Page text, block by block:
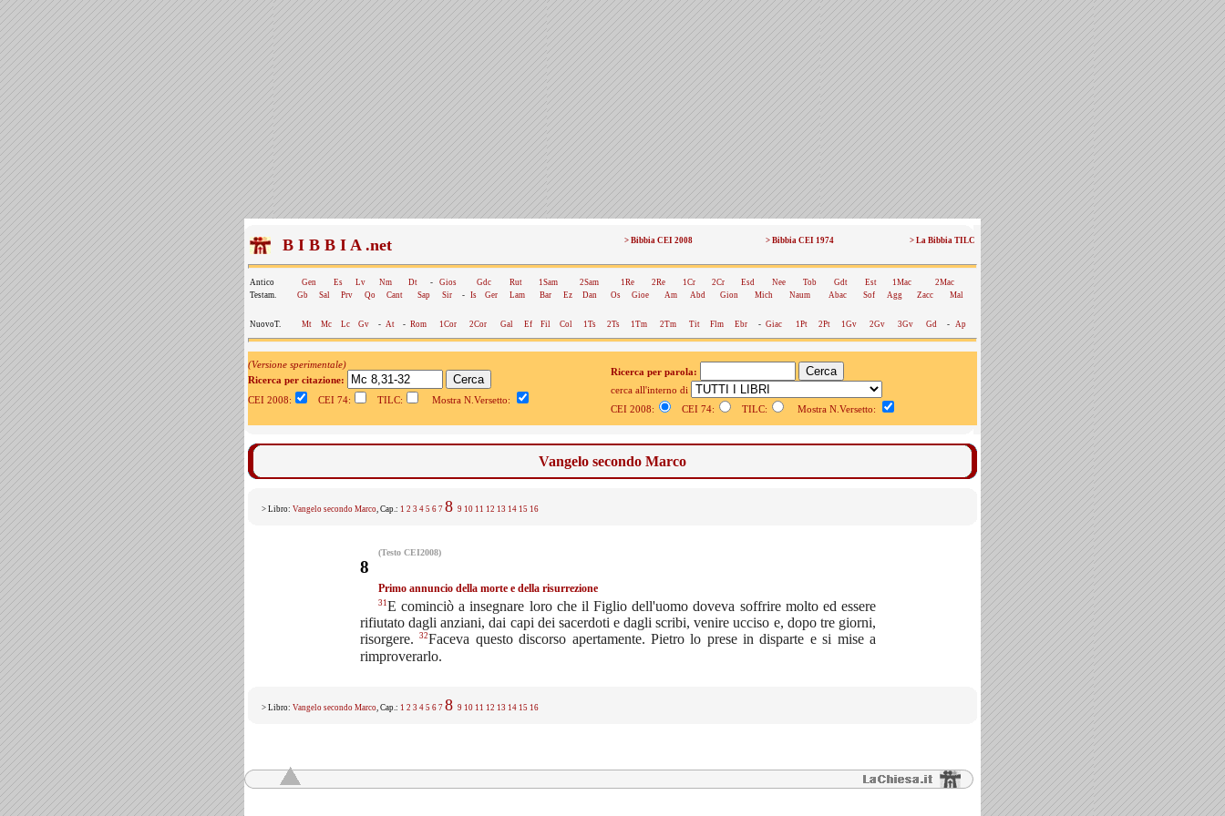
B I B B I A .net > Bibbia CEI 2008 > Bibbia CEI 1974 > La Bibbia TILC
Antico Gen Es Lv Nm Dt - Gios Gdc Rut 1Sam 2Sam 1Re 2Re 1Cr 2Cr Esd Nee Tob Gdt Est 1Mac
2Mac
Testam.
Gb Sal Prv Qo Cant Sap Sir - Is Ger Lam Bar Ez Dan Os Gioe Am Abd Gion Mich Naum Abac Sof Agg Zacc Mal
NuovoT. Mt Mc Lc Gv - At - Rom 1Cor 2Cor Gal Ef Fil Col 1Ts 2Ts 1Tm 2Tm Tit Flm Ebr - Giac 1Pt 2Pt 1Gv 2Gv 3Gv Gd - Ap
(Versione sperimentale)
Ricerca per citazione:
CEI 2008:
CEI 74: TILC: Mostra N.Versetto:
Ricerca per parola:
cerca all'interno di
CEI 2008:
CEI 74: TILC: Mostra N.Versetto:
Vangelo secondo Marco
> Libro: Vangelo secondo Marco, Cap.: 1 2 3 4 5 6 7 8 9 10 11 12 13 14 15 16
(Testo CEI2008)
8
Primo annuncio della morte e della risurrezione
31E cominciò a insegnare loro che il Figlio dell'uomo doveva soffrire molto ed essere
rifiutato dagli anziani, dai capi dei sacerdoti e dagli scribi, venire ucciso e, dopo tre giorni,
risorgere.32Faceva questo discorso apertamente. Pietro lo prese in disparte e si mise a
rimproverarlo.
> Libro: Vangelo secondo Marco, Cap.: 1 2 3 4 5 6 7 8 9 10 11 12 13 14 15 16